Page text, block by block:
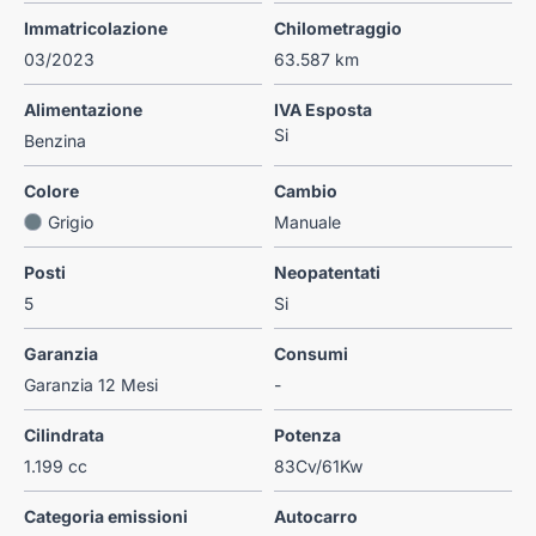
Immatricolazione
03/2023
Chilometraggio
63.587 km
Alimentazione
Benzina
IVA Esposta
Si
Colore
Grigio
Cambio
Manuale
Posti
5
Neopatentati
Si
Garanzia
Garanzia 12 Mesi
Consumi
-
Cilindrata
1.199 cc
Potenza
83Cv/61Kw
Categoria emissioni
Autocarro